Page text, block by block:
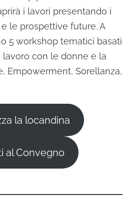
i lavori presentando i
le prospettive future. A
5 workshop tematici basati
con le donne e la
Empowerment, Sorellanza,
la locandina
al Convegno